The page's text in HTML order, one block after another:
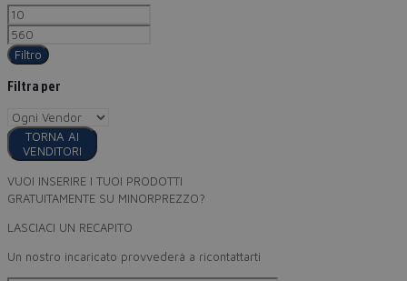
Filtro
Filtra per
TORNA AI
VENDITORI
VUOI INSERIRE I TUOI PRODOTTI
GRATUITAMENTE SU MINORPREZZO?
LASCIACI UN RECAPITO
Un nostro incaricato provvederà a ricontattarti